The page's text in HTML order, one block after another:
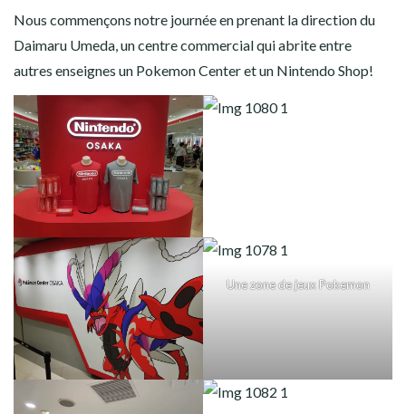
Nous commençons notre journée en prenant la direction du
Daimaru Umeda, un centre commercial qui abrite entre
autres enseignes un Pokemon Center et un Nintendo Shop!
Une zone de jeux Pokemon